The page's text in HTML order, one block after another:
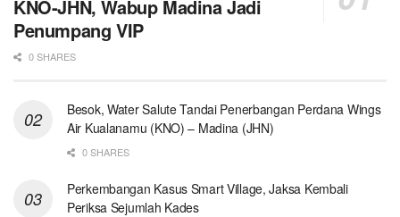
KNO-JHN, Wabup Madina Jadi
Penumpang VIP
0 SHARES
Besok, Water Salute Tandai Penerbangan Perdana Wings
Air Kualanamu (KNO) – Madina (JHN)
0 SHARES
Perkembangan Kasus Smart Village, Jaksa Kembali
Periksa Sejumlah Kades